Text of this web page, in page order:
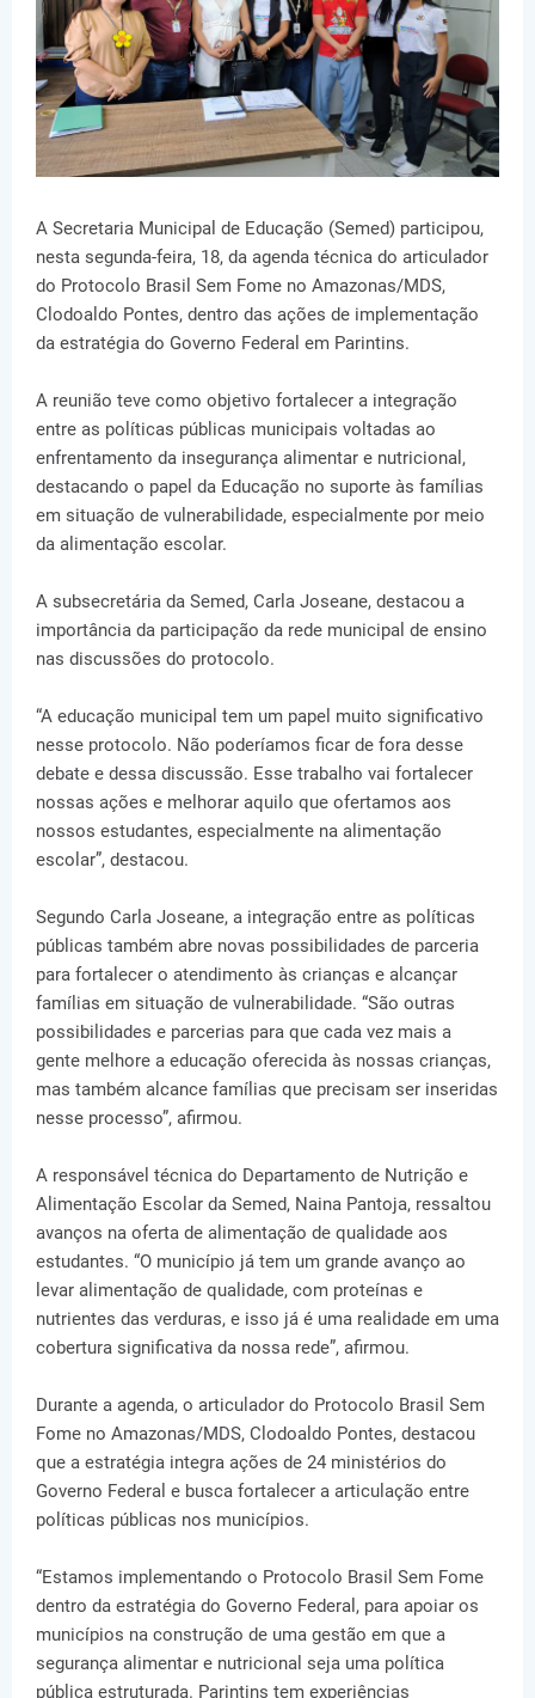
A Secretaria Municipal de Educação (Semed) participou,
nesta segunda-feira, 18, da agenda técnica do articulador
do Protocolo Brasil Sem Fome no Amazonas/MDS,
Clodoaldo Pontes, dentro das ações de implementação
da estratégia do Governo Federal em Parintins.
A reunião teve como objetivo fortalecer a integração
entre as políticas públicas municipais voltadas ao
enfrentamento da insegurança alimentar e nutricional,
destacando o papel da Educação no suporte às famílias
em situação de vulnerabilidade, especialmente por meio
da alimentação escolar.
A subsecretária da Semed, Carla Joseane, destacou a
importância da participação da rede municipal de ensino
nas discussões do protocolo.
“A educação municipal tem um papel muito significativo
nesse protocolo. Não poderíamos ficar de fora desse
debate e dessa discussão. Esse trabalho vai fortalecer
nossas ações e melhorar aquilo que ofertamos aos
nossos estudantes, especialmente na alimentação
escolar”, destacou.
Segundo Carla Joseane, a integração entre as políticas
públicas também abre novas possibilidades de parceria
para fortalecer o atendimento às crianças e alcançar
famílias em situação de vulnerabilidade. “São outras
possibilidades e parcerias para que cada vez mais a
gente melhore a educação oferecida às nossas crianças,
mas também alcance famílias que precisam ser inseridas
nesse processo”, afirmou.
A responsável técnica do Departamento de Nutrição e
Alimentação Escolar da Semed, Naina Pantoja, ressaltou
avanços na oferta de alimentação de qualidade aos
estudantes. “O município já tem um grande avanço ao
levar alimentação de qualidade, com proteínas e
nutrientes das verduras, e isso já é uma realidade em uma
cobertura significativa da nossa rede”, afirmou.
Durante a agenda, o articulador do Protocolo Brasil Sem
Fome no Amazonas/MDS, Clodoaldo Pontes, destacou
que a estratégia integra ações de 24 ministérios do
Governo Federal e busca fortalecer a articulação entre
políticas públicas nos municípios.
“Estamos implementando o Protocolo Brasil Sem Fome
dentro da estratégia do Governo Federal, para apoiar os
municípios na construção de uma gestão em que a
segurança alimentar e nutricional seja uma política
pública estruturada. Parintins tem experiências